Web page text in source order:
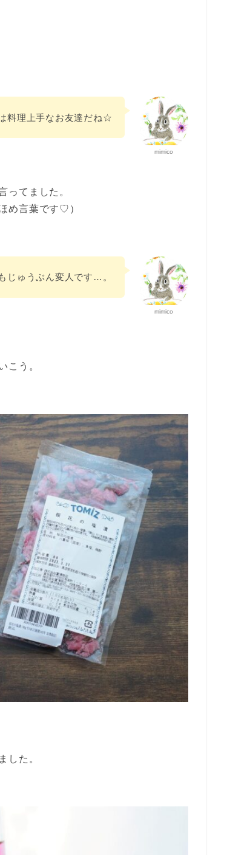
mimico
料理上手なお友達だね☆
ってました。
め言葉です♡）
mimico
じゅうぶん変人です…。
こう。
した。